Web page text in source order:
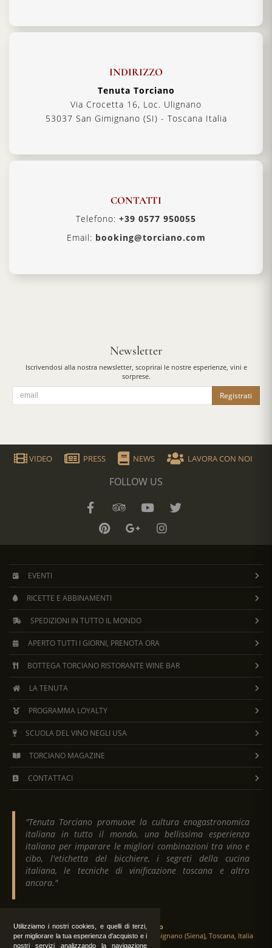
Utilizziamo i nostri cookies, e quelli di terzi,
per migliorare la tua esperienza d'acquisto e i
nostri servizi analizzando la navigazione
INDIRIZZO
Tenuta Torciano
Via Crocetta 16, Loc. Ulignano
53037 San Gimignano (SI) - Toscana Italia
CONTATTI
Telefono: +39 0577 950055
Email: booking@torciano.com
Newsletter
Iscrivendosi alla nostra newsletter, scoprirai le nostre esperienze, vini e
sorprese.
Registrati
VIDEO PRESS NEWS LAVORA CON NOI
FOLLOW US
EVENTI
RICETTE E ABBINAMENTI
SPEDIZIONI IN TUTTO IL MONDO
APERTO TUTTI I GIORNI, PRENOTA ORA
BOTTEGA TORCIANO RISTORANTE WINE BAR
LA TENUTA
PROGRAMMA LOYALTY
SCUOLA DEL VINO NEGLI USA
TORCIANO MAGAZINE
CONTATTACI
"Tenuta Torciano promuove la cultura enogastronomica
italiana in tutto il mondo, una bellissima esperienza
italiana per imparare le migliori combinazioni tra vino e
cibo, l'etichetta del bicchiere, i segreti della cucina
italiana, le tecniche di vinificazione toscana e altro
ancora."
Tenuta Torciano
Via Crocetta 16, Loc. Ulignano 53037 San Gimignano (Siena), Toscana, Italia